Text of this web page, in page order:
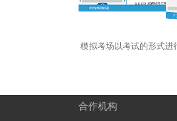
模拟考场以考试的形式进
合作机构